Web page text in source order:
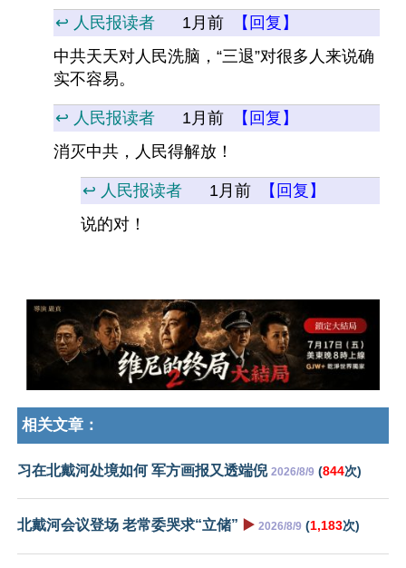
↩️ 人民报读者 1月前
【回复】
中共天天对人民洗脑，“三退”对很多人来说确
实不容易。
↩️ 人民报读者 1月前
【回复】
消灭中共，人民得解放！
↩️ 人民报读者 1月前
【回复】
说的对！
相关文章：
习在北戴河处境如何 军方画报又透端倪 2026/8/9 (844次)
北戴河会议登场 老常委哭求“立储” ▶️ 2026/8/9 (1,183次)